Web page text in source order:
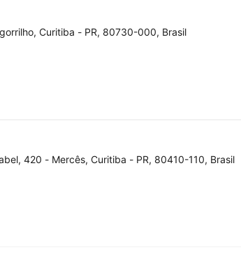
Curitiba - PR, 80730-000, Brasil
420 - Mercês, Curitiba - PR, 80410-110, Brasil